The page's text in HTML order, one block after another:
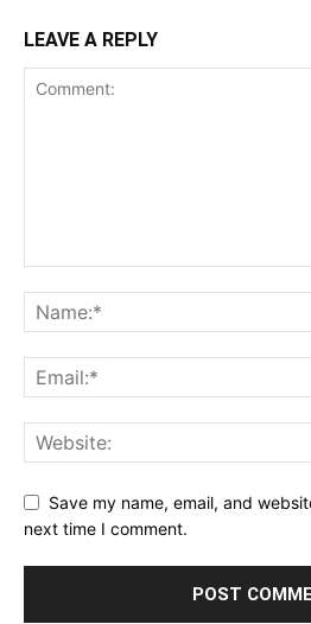
LEAVE A REPLY
Save my name, email, and
next time I comment.